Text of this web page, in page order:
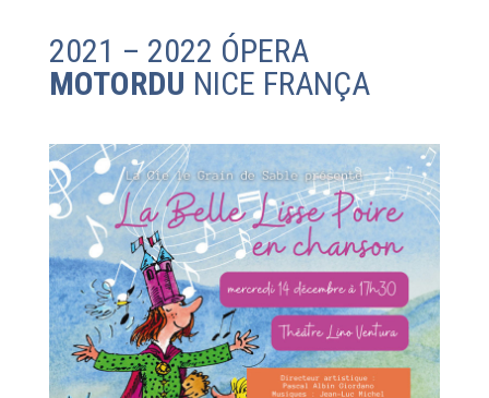
2021 – 2022 ÓPERA
MOTORDU NICE FRANÇA